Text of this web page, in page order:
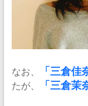
なお、 「三倉佳
たが、
「三倉茉